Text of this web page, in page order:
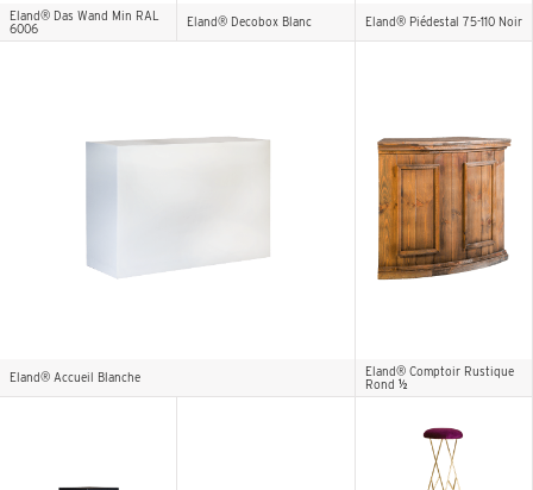
Eland® Das Wand Min RAL
6006
Eland® Decobox Blanc
Eland® Accueil Blanche
Eland® Piédestal 75-110 Noir
Eland® Comptoir Rustique
Rond ½